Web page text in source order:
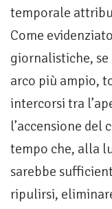
temporale
Come
giornalistiche, se
arco più ampio,
intercorsi tra
l’accensione del
tempo che, alla
sarebbe
ripulirsi,